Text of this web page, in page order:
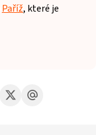
Paříž, které je